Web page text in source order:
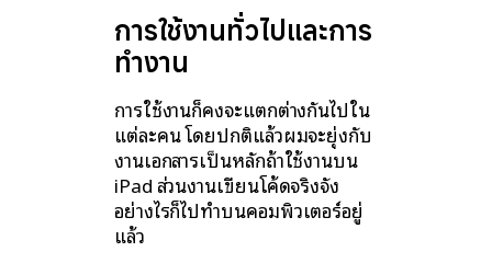
การใช้งานทั่วไปและการ
ทำงาน
การใช้งานก็คงจะแตกต่างกันไปใน
แต่ละคน โดยปกติแล้วผมจะยุ่งกับ
งานเอกสารเป็นหลักถ้าใช้งานบน
iPad ส่วนงานเขียนโค้ดจริงจัง
อย่างไรก็ไปทำบนคอมพิวเตอร์อยู่
แล้ว